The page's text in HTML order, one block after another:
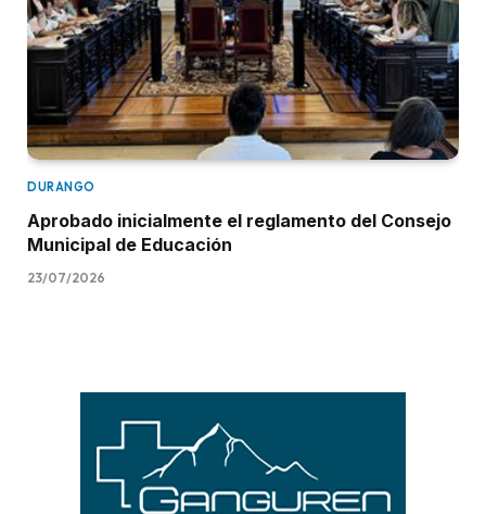
DURANGO
Aprobado inicialmente el reglamento del Consejo
Municipal de Educación
23/07/2026